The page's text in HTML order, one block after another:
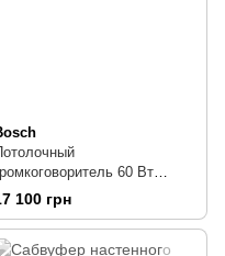
60 Вт
LC2-PC60G6-8H
100 грн